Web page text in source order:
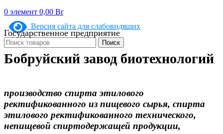
0 элемент 0,00 Br
Версия сайта для слабовидящих
Поиск
Государственное предприятие
Бобруйский завод биотехнологий
производство спирта этилового
ректификованного из пищевого сырья, спирта
этилового ректификованного технического,
непищевой спиртодержащей продукции,